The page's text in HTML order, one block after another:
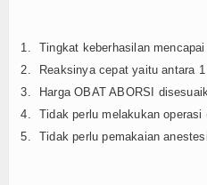
Tingkat keberhasilan mencapai
Reaksinya cepat yaitu antara
Harga OBAT ABORSI
Tidak perlu melakukan operasi
Tidak perlu pemakaian